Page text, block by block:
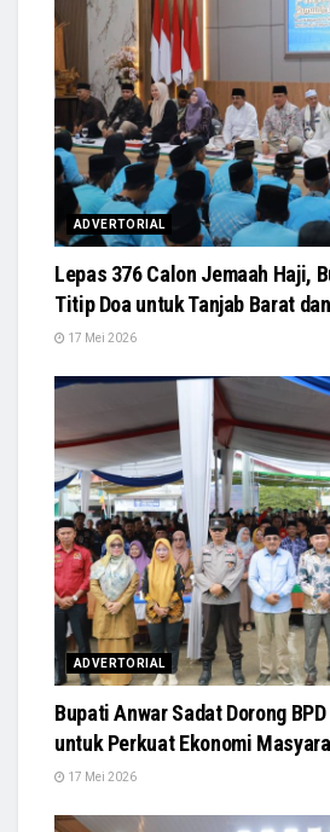
ADVERTORIAL
Lepas 376 Calon Jemaah Haji,
Titip Doa untuk Tanjab Barat
17 Mei 2026
ADVERTORIAL
Bupati Anwar Sadat Dorong
untuk Perkuat Ekonomi
17 Mei 2026